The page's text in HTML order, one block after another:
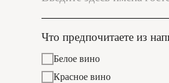
Что предпочитаете из
Белое вино
Красное вино